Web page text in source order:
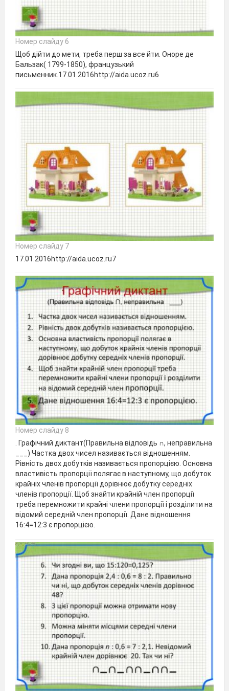
Номер слайду 6
Щоб дійти до мети, треба перш за все йти. Оноре де
Бальзак( 1799-1850), французький
письменник.17.01.2016http://aida.ucoz.ru6
Номер слайду 7
17.01.2016http://aida.ucoz.ru7
Номер слайду 8
. Графічний диктант(Правильна відповідь ∩, неправильна
___) Частка двох чисел називається відношенням.
Рівність двох добутків називається пропорцією. Основна
властивість пропорції полягає в наступному, що добуток
крайніх членів пропорції дорівнює добутку середніх
членів пропорції. Щоб знайти крайній член пропорції
треба перемножити крайні члени пропорції і розділити на
відомий середній член пропорції. Дане відношення
16:4=12:3 є пропорцією.